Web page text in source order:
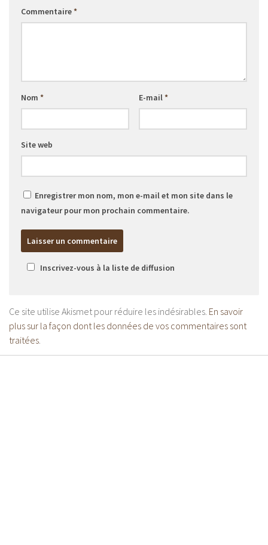
Commentaire*
Nom * E-mail *
Site web
Enregistrer mon nom, mon e-mail et mon site dans le
navigateur pour mon prochain commentaire.
Inscrivez-vous à la liste de diffusion
Ce site utilise Akismet pour réduire les indésirables. En savoir
plus sur la façon dont les données de vos commentaires sont
traitées.